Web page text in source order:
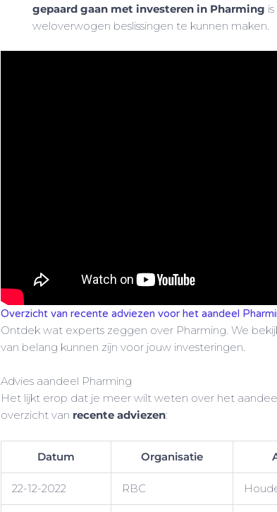
gepaard gaan met investeren in Pharming
weloverwogen beslissingen te kunnen maken.
Overzicht van recente adviezen voor het aandeel
Ontdek wat experts zeggen over Pharming. We
van belang kunnen zijn voor jouw investeringen.
Advies aandeel Pharming
Het lijkt erop dat je meer wilt weten over het
overzicht van recente adviezen:
Datum Organisatie
22-12-2022 RBC